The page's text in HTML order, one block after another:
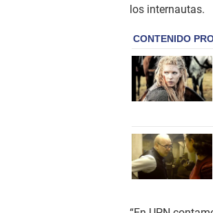
los internautas.